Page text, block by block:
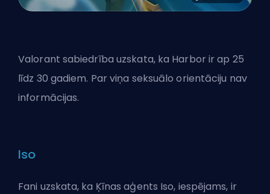
Valorant sabiedrība uzskata, ka Harbor ir ap 25
līdz 30 gadiem. Par viņa seksuālo orientāciju nav
informācijas.
Iso
Fani uzskata, ka Ķīnas aģents Iso, iespējams, ir